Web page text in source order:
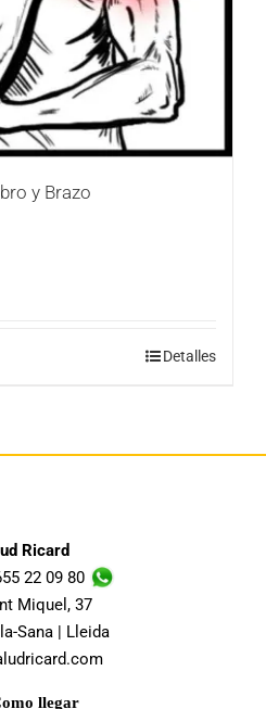
y Brazo
Detalles
Ricard
22 09 80
Miquel, 37
Sana | Lleida
llegar